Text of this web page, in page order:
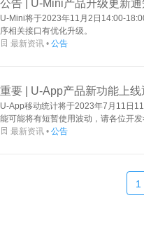
公告 | U-Mini产品升级更新通
U-Mini将于2023年11月2日14:00-
序相关接口有优化升级。
 最新资讯 • 公告
重要 | U-App产品新功能上线
U-App移动统计将于2023年7月11日
能可能将有短暂使用波动，请各位开
 最新资讯 • 公告
1